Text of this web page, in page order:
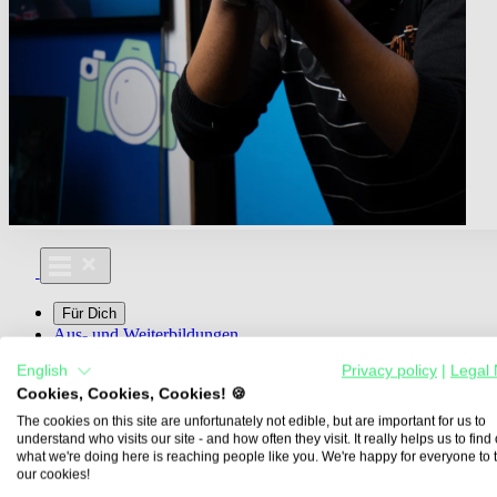
Für Dich
Aus- und Weiterbildungen
Media For You
Über Uns
Übersicht
English Privacy policy
Legal
Cookies, Cookies, Cookies! 🍪
The cookies on this site are unfortunately not edible, but are important for us to
understand who visits our site - and how often they visit. It really helps us to find
what we're doing here is reaching people like you. We're happy for everyone to
our cookies!